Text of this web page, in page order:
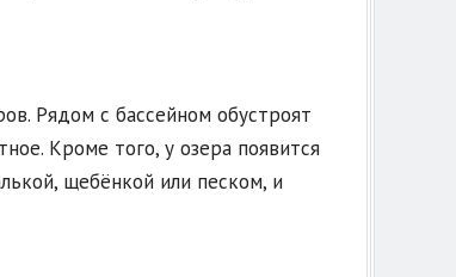
Рядом с бассейном обустроят
Кроме того, у озера появится
щебёнкой или песком, и